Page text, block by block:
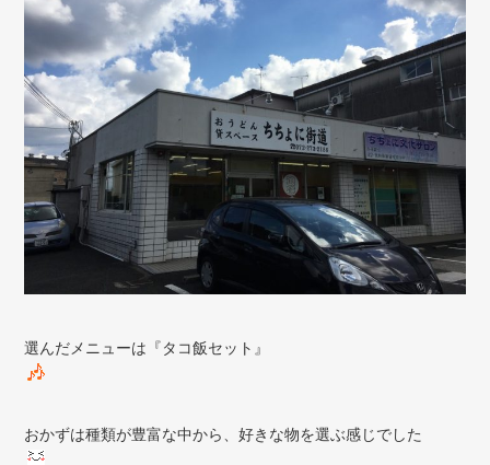
選んだメニューは『タコ飯セット』
おかずは種類が豊富な中から、好きな物を選ぶ感じでした